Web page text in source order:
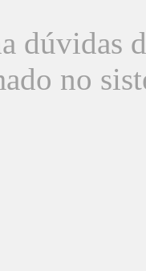
dúvidas
no